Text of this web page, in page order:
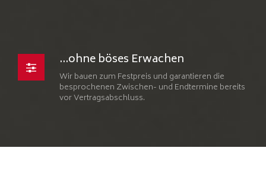
...ohne böses Erwachen
Wir bauen zum Festpreis und garantieren die
besprochenen Zwischen- und Endtermine bereits
vor Vertragsabschluss.